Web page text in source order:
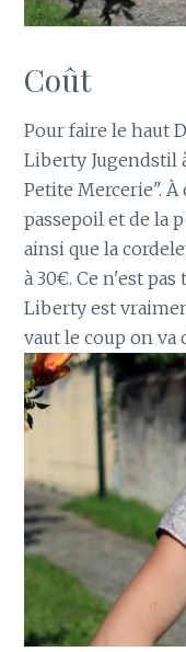
Coût
Pour faire le haut
Liberty Jugendstil
Petite Mercerie".
passepoil et de la
ainsi que la
à 30€. Ce n'est
Liberty est
vaut le coup on va